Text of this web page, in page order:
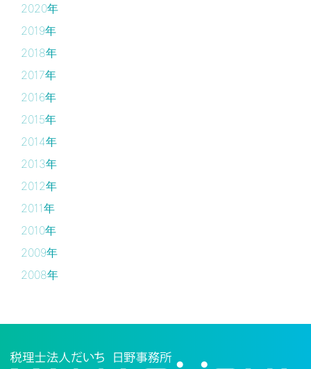
2020年
2019年
2018年
2017年
2016年
2015年
2014年
2013年
2012年
2011年
2010年
2009年
2008年